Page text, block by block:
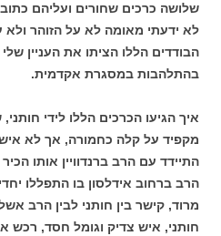
שלושה כרכים שחורים ועליהם
לא ידעתי מאומה לא על הזוהר
הבודדים הללו הציתו את העניין
בהתלהבות במסגרת אקדמית.
איך הגיעו הכרכים הללו לידי
מקפיד על קלה כחמורה, אך לא
התיידד עם הרב ברנדוויין אותו
הרב ברחוב אידלסון בו התפללו
מרוד, קישר בין חותני לבין הרב
חותני, איש צדיק וגומל חסד,